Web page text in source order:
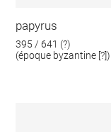
papyrus
395 / 641 (?)
(époque byzantine [?])